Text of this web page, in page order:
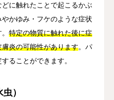
に触れたことで起こるかぶ
かゆみ・フケのような症状
特定の物質に触れた後に症
炎の可能性があります。パ
ることができます。
）